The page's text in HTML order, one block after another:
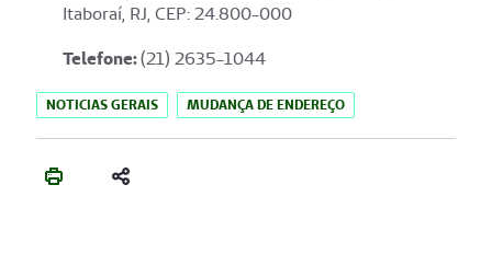
Itaboraí, RJ, CEP: 24.800-000
Telefone:(21) 2635-1044
NOTICIAS GERAIS MUDANÇA DE ENDEREÇO